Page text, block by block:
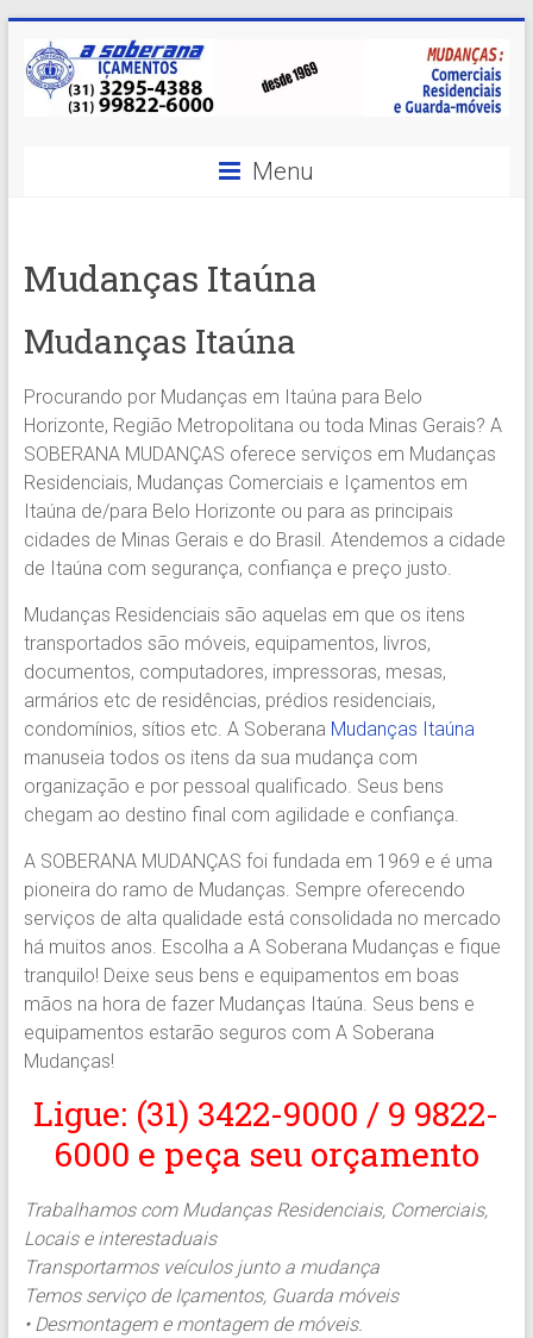
content
A
MELHOR
em
Içamentos
em
BH
e
Região.
Segurança,
Confiança.
Içamento.
Içamento
BH
é
com
A
Soberana
Içamentos.
Menu
Mudanças Itaúna
Mudanças Itaúna
Procurando por Mudanças em Itaúna para Belo
Horizonte, Região Metropolitana ou toda Minas Gerais? A
SOBERANA MUDANÇAS oferece serviços em Mudanças
Residenciais, Mudanças Comerciais e Içamentos em
Itaúna de/para Belo Horizonte ou para as principais
cidades de Minas Gerais e do Brasil. Atendemos a cidade
de Itaúna com segurança, confiança e preço justo.
Mudanças Residenciais são aquelas em que os itens
transportados são móveis, equipamentos, livros,
documentos, computadores, impressoras, mesas,
armários etc de residências, prédios residenciais,
condomínios, sítios etc. A Soberana Mudanças Itaúna
manuseia todos os itens da sua mudança com
organização e por pessoal qualificado. Seus bens
chegam ao destino final com agilidade e confiança.
A SOBERANA MUDANÇAS foi fundada em 1969 e é uma
pioneira do ramo de Mudanças. Sempre oferecendo
serviços de alta qualidade está consolidada no mercado
há muitos anos. Escolha a A Soberana Mudanças e fique
tranquilo! Deixe seus bens e equipamentos em boas
mãos na hora de fazer Mudanças Itaúna. Seus bens e
equipamentos estarão seguros com A Soberana
Mudanças!
Ligue: (31) 3422-9000 / 9 9822-
6000 e peça seu orçamento
Trabalhamos com Mudanças Residenciais, Comerciais,
Locais e interestaduais
Transportarmos veículos junto a mudança
Temos serviço de Içamentos, Guarda móveis
• Desmontagem e montagem de móveis.